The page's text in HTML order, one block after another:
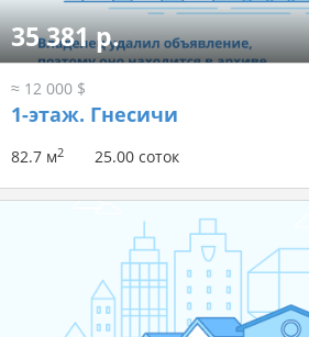
35 381 р.
≈ 12 000 $
1-этаж. Гнесичи
82.7 м2 25.00 соток